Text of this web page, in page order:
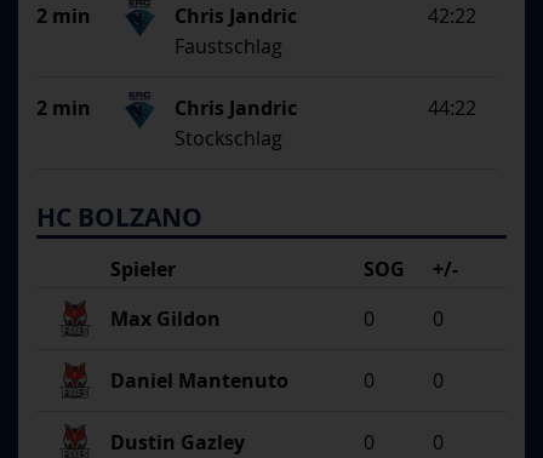
2 min 42:22
Chris Jandric
Faustschlag
2 min 44:22
Chris Jandric
Stockschlag
HC BOLZANO
Spieler SOG
+/-
Max Gildon
0 0
Daniel Mantenuto 0 0
Dustin Gazley 0 0